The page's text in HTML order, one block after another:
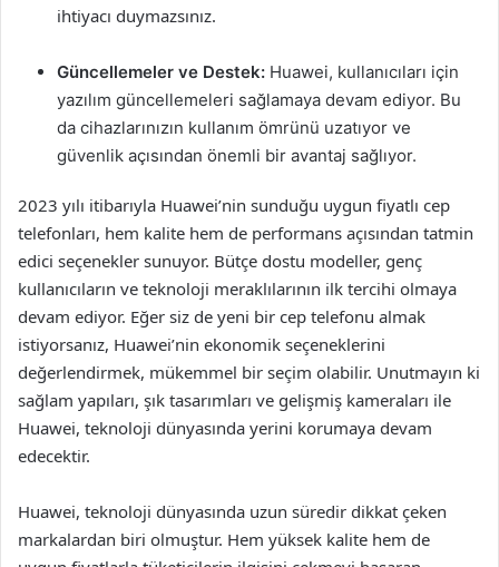
ihtiyacı duymazsınız.
Güncellemeler ve Destek: Huawei, kullanıcıları için
yazılım güncellemeleri sağlamaya devam ediyor. Bu
da cihazlarınızın kullanım ömrünü uzatıyor ve
güvenlik açısından önemli bir avantaj sağlıyor.
2023 yılı itibarıyla Huawei’nin sunduğu uygun fiyatlı cep
telefonları, hem kalite hem de performans açısından tatmin
edici seçenekler sunuyor. Bütçe dostu modeller, genç
kullanıcıların ve teknoloji meraklılarının ilk tercihi olmaya
devam ediyor. Eğer siz de yeni bir cep telefonu almak
istiyorsanız, Huawei’nin ekonomik seçeneklerini
değerlendirmek, mükemmel bir seçim olabilir. Unutmayın ki
sağlam yapıları, şık tasarımları ve gelişmiş kameraları ile
Huawei, teknoloji dünyasında yerini korumaya devam
edecektir.
Huawei, teknoloji dünyasında uzun süredir dikkat çeken
markalardan biri olmuştur. Hem yüksek kalite hem de